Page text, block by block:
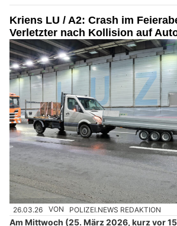
Kriens LU / A2: Crash im
Verletzter nach Kollision auf
26.03.26 VON POLIZEI.NEWS REDAKTION
Am Mittwoch (25. März 2026, kurz vor